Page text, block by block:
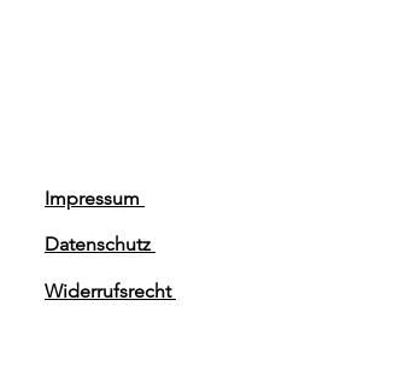
Impressum
Datenschutz
Widerrufsrecht